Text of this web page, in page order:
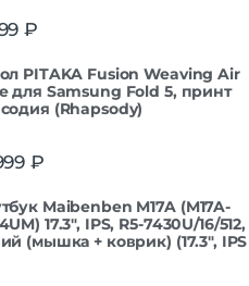
₽
PITAKA Fusion Weaving Air
для Samsung Fold 5, принт
(Rhapsody)
₽
Maibenben M17A (M17A-
17.3", IPS, R5-7430U/16/512,
(мышка + коврик) (17.3", IPS